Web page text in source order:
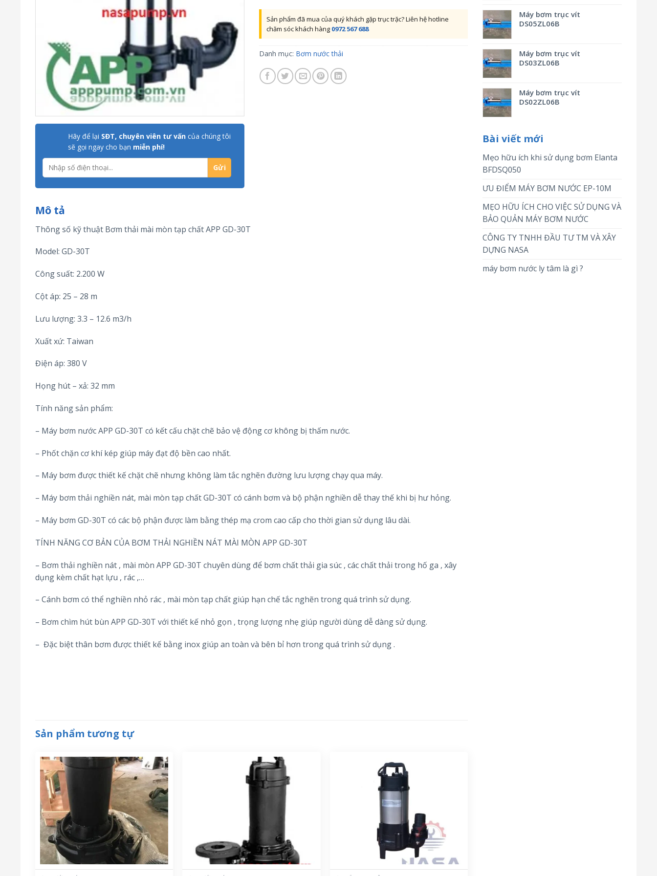
Máy bơm trục vít
DS05ZL06B
Máy bơm trục vít
DS03ZL06B
Máy bơm trục vít
DS02ZL06B
Bài viết mới
Mẹo hữu ích khi sử dụng bơm Elanta
BFDSQ050
ƯU ĐIỂM MÁY BƠM NƯỚC EP-10M
MẸO HỮU ÍCH CHO VIỆC SỬ DỤNG VÀ
BẢO QUẢN MÁY BƠM NƯỚC
CÔNG TY TNHH ĐẦU TƯ TM VÀ XÂY
DỰNG NASA
máy bơm nước ly tâm là gì ?
Hãy để lại SĐT, chuyên viên tư vấn của chúng tôi
sẽ gọi ngay cho bạn miễn phí!
Sản phẩm đã mua của quý khách gặp trục trặc? Liên hệ hotline
chăm sóc khách hàng 0972 567 688
Danh mục: Bơm nước thải
Mô tả
Thông số kỹ thuật Bơm thải mài mòn tạp chất APP GD-30T
Model: GD-30T
Công suất: 2.200 W
Cột áp: 25 – 28 m
Lưu lượng: 3.3 – 12.6 m3/h
Xuất xứ: Taiwan
Điện áp: 380 V
Họng hút – xả: 32 mm
Tính năng sản phẩm:
– Máy bơm nước APP GD-30T có kết cấu chặt chẽ bảo vệ động cơ không bị thấm nước.
– Phốt chặn cơ khí kép giúp máy đạt độ bền cao nhất.
– Máy bơm được thiết kế chặt chẽ nhưng không làm tắc nghẽn đường lưu lượng chạy qua máy.
– Máy bơm thải nghiền nát, mài mòn tạp chất GD-30T có cánh bơm và bộ phận nghiền dễ thay thế khi bị hư hỏng.
– Máy bơm GD-30T có các bộ phận được làm bằng thép mạ crom cao cấp cho thời gian sử dụng lâu dài.
TÍNH NĂNG CƠ BẢN CỦA BƠM THẢI NGHIỀN NÁT MÀI MÒN APP GD-30T
– Bơm thải nghiền nát , mài mòn APP GD-30T chuyên dùng để bơm chất thải gia súc , các chất thải trong hố ga , xây
dụng kèm chất hạt lựu , rác ,…
– Cánh bơm có thể nghiền nhỏ rác , mài mòn tạp chất giúp hạn chế tắc nghẽn trong quá trình sử dụng.
– Bơm chìm hút bùn APP GD-30T với thiết kế nhỏ gọn , trọng lượng nhẹ giúp người dùng dễ dàng sử dụng.
– Đặc biệt thân bơm được thiết kế bằng inox giúp an toàn và bên bỉ hơn trong quá trình sử dụng .
Sản phẩm tương tự